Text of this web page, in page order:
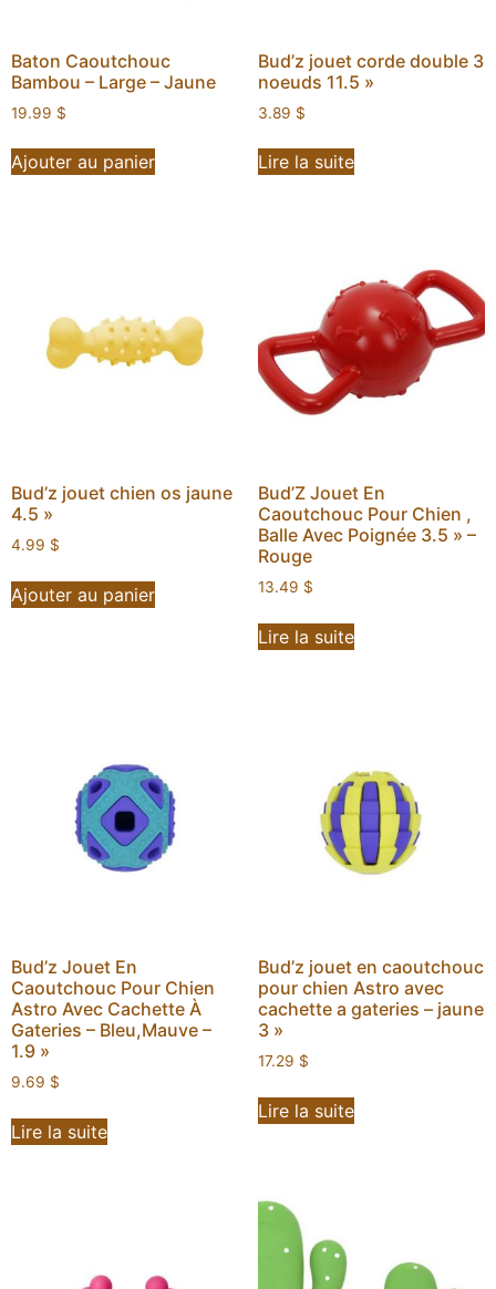
Baton Caoutchouc
Bambou – Large – Jaune
19.99 $
Ajouter au panier
Bud’z jouet corde double 3
noeuds 11.5 »
3.89 $
Lire la suite
Bud’z jouet chien os jaune
4.5 »
4.99 $
Ajouter au panier
Bud’Z Jouet En
Caoutchouc Pour Chien ,
Balle Avec Poignée 3.5 » –
Rouge
13.49 $
Lire la suite
Bud’z Jouet En
Caoutchouc Pour Chien
Astro Avec Cachette À
Gateries – Bleu,Mauve –
1.9 »
9.69 $
Lire la suite
Bud’z jouet en caoutchouc
pour chien Astro avec
cachette a gateries – jaune
3 »
17.29 $
Lire la suite